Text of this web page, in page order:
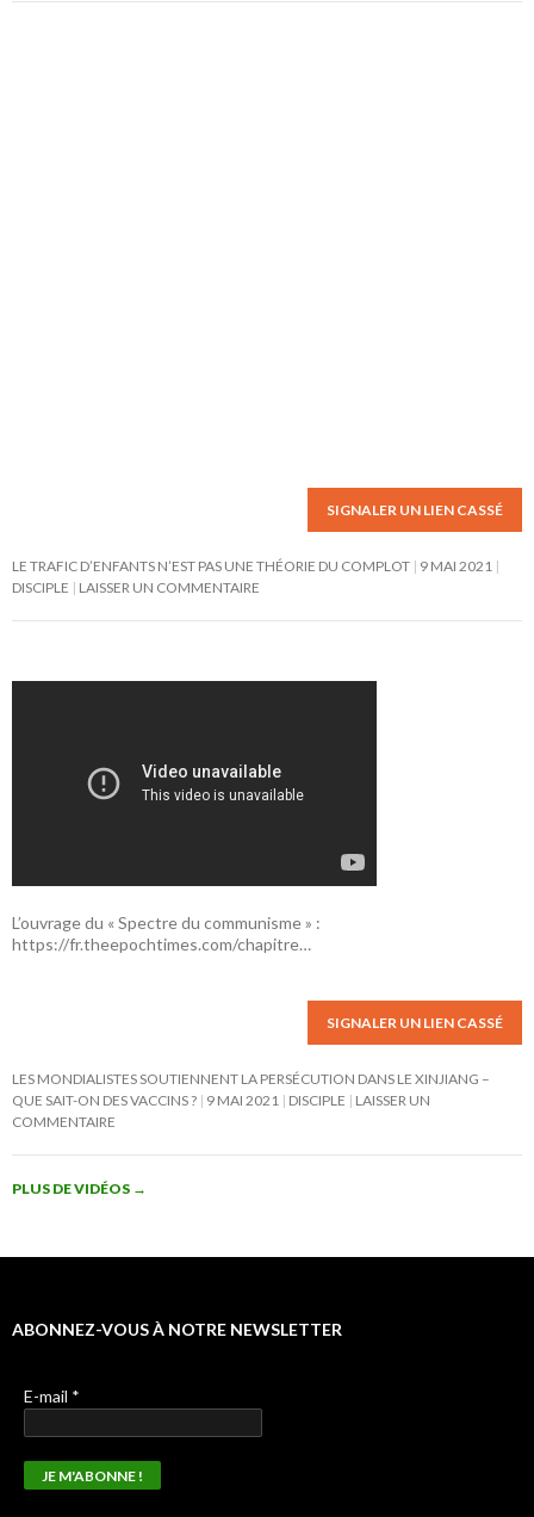
SIGNALER UN LIEN CASSÉ
LE TRAFIC D’ENFANTS N’EST PAS UNE THÉORIE DU COMPLOT 9 MAI 2021
DISCIPLE
LAISSER UN COMMENTAIRE
L’ouvrage du « Spectre du communisme » :
https://fr.theepochtimes.com/chapitre…
SIGNALER UN LIEN CASSÉ
LES MONDIALISTES SOUTIENNENT LA PERSÉCUTION DANS LE XINJIANG –
QUE SAIT-ON DES VACCINS ? 9 MAI 2021 DISCIPLE
LAISSER UN
COMMENTAIRE
PLUS DE VIDÉOS →
ABONNEZ-VOUS À NOTRE NEWSLETTER
E-mail *